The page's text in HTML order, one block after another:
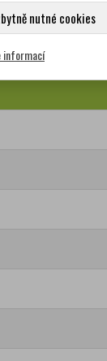
nutné cookies
informací